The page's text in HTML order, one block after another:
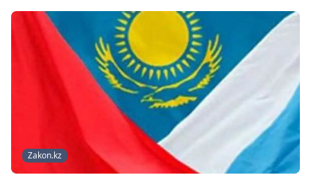
Zakon.kz